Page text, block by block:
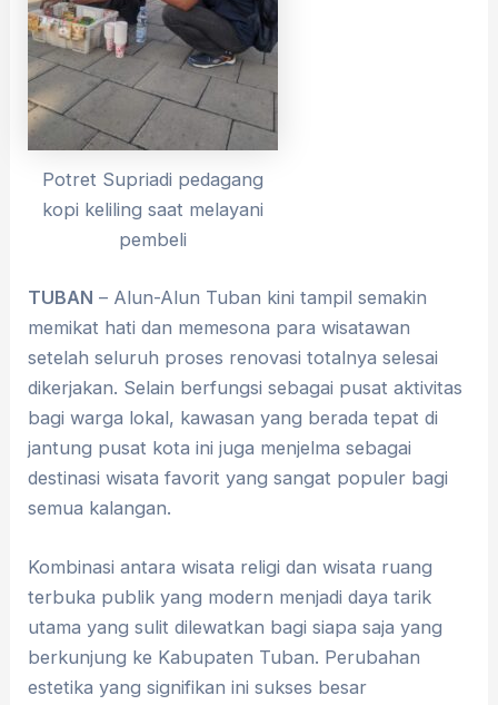
Potret Supriadi pedagang
kopi keliling saat melayani
pembeli
TUBAN – Alun-Alun Tuban kini tampil semakin
memikat hati dan memesona para wisatawan
setelah seluruh proses renovasi totalnya selesai
dikerjakan. Selain berfungsi sebagai pusat aktivitas
bagi warga lokal, kawasan yang berada tepat di
jantung pusat kota ini juga menjelma sebagai
destinasi wisata favorit yang sangat populer bagi
semua kalangan.
Kombinasi antara wisata religi dan wisata ruang
terbuka publik yang modern menjadi daya tarik
utama yang sulit dilewatkan bagi siapa saja yang
berkunjung ke Kabupaten Tuban. Perubahan
estetika yang signifikan ini sukses besar